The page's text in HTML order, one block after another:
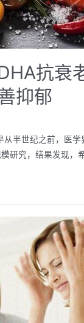
抗衰
抑郁
从半世纪之前，医学
研究，结果发现，